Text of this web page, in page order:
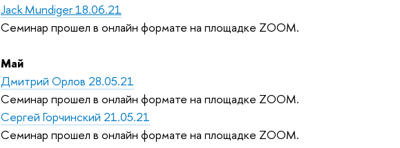
Jack Mundiger18.06.21
Семинар прошел в онлайн формате на площадке ZOOM.
Май
Дмитрий Орлов 28.05.21
Семинар прошел в онлайн формате на площадке ZOOM.
Сергей Горчинский 21.05.21
Семинар прошел в онлайн формате на площадке ZOOM.